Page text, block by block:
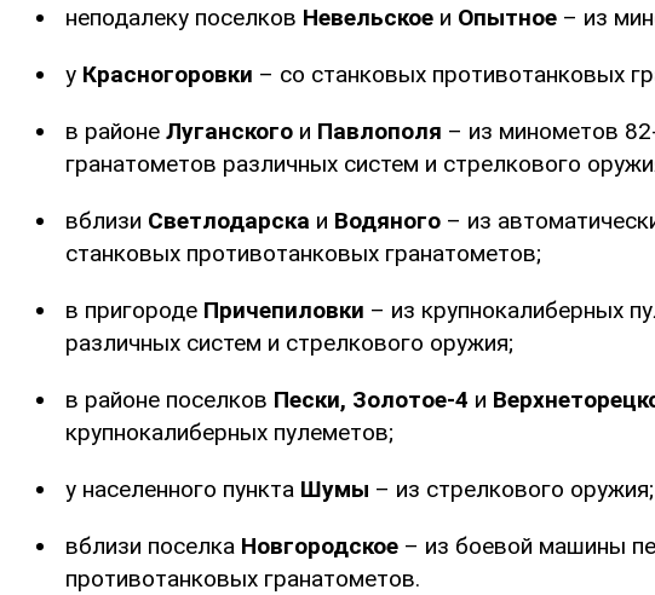
неподалеку поселков Невельское и Опытное – из
у Красногоровки – со станковых противотанковых
в районе Луганского и Павлополя – из минометов
гранатометов различных систем и стрелкового
вблизи Светлодарска и Водяного – из
станковых противотанковых гранатометов;
в пригороде Причепиловки – из крупнокалиберных
различных систем и стрелкового оружия;
в районе поселков Пески, Золотое-4 и
крупнокалиберных пулеметов;
у населенного пункта Шумы – из стрелкового оружия;
вблизи поселка Новгородское – из боевой машины
противотанковых гранатометов.